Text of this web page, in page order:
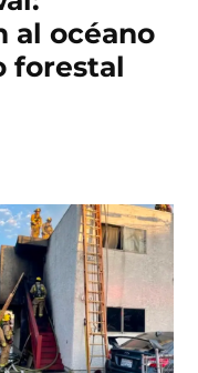
al océano
forestal